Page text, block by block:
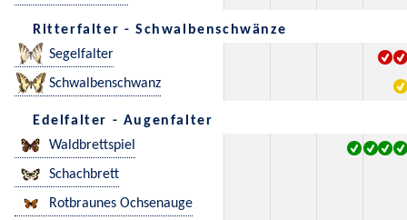
Ritterfalter - Schwalbenschwänze
Segelfalter
Schwalbenschwanz
Edelfalter - Augenfalter
Waldbrettspiel
Schachbrett
Rotbraunes Ochsenauge